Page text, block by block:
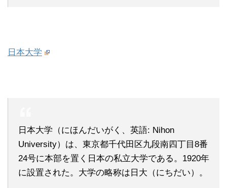
日本大学
日本大学（にほんだいがく、英語: Nihon
University）は、東京都千代田区九段南四丁目8番
24号に本部を置く日本の私立大学である。1920年
に設置された。大学の略称は日大（にちだい）。